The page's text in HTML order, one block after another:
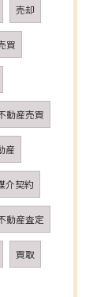
売却
買
動産売買
産
介契約
動産査定
買取